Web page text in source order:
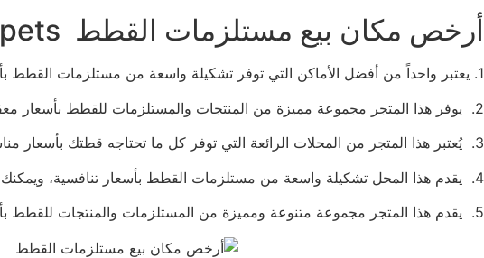
أرخص مكان بيع مستلزمات القطط saifpets
1. يعتبر واحداً من أفضل الأماكن التي توفر تشكيلة واسعة من مستلزمات القطط بأسعار مناسبة، ويتواجد لديهم عدة فروع في مختلف مناطق المملكة.
2. يوفر هذا المتجر مجموعة مميزة من المنتجات والمستلزمات للقطط بأسعار معقولة، ويمكنك العثور على فروع لهم في العديد من المدن الكبرى.
3. يُعتبر هذا المتجر من المحلات الرائعة التي توفر كل ما تحتاجه قطتك بأسعار مناسبة وجودة عالية، ويتوفر لديهم عروض وتخفيضات مستمرة.
4. يقدم هذا المحل تشكيلة واسعة من مستلزمات القطط بأسعار تنافسية، ويمكنك العثور على فروع لهم في عدة مناطق في المملكة.
5. يقدم هذا المتجر مجموعة متنوعة ومميزة من المستلزمات والمنتجات للقطط بأسعار مناسبة وجودة عالية، ويتمتع بشعبية كبيرة بين محبي الحيوانات الأليفة في المملكة.